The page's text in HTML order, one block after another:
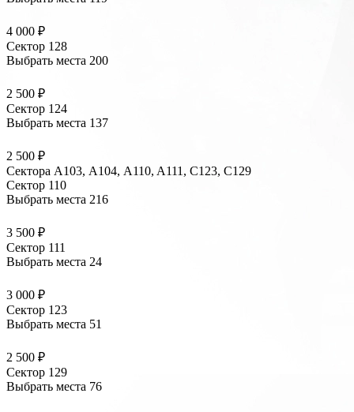
4 000 ₽
Сектор 128
Выбрать места 200
2 500 ₽
Сектор 124
Выбрать места 137
2 500 ₽
Сектора A103, А104, A110, A111, C123, C129
Сектор 110
Выбрать места 216
3 500 ₽
Сектор 111
Выбрать места 24
3 000 ₽
Сектор 123
Выбрать места 51
2 500 ₽
Сектор 129
Выбрать места 76